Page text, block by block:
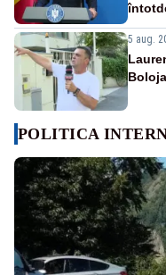
5 aug.
POLITICA